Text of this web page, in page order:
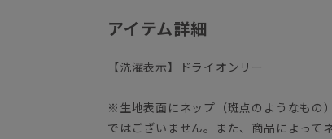
アイテム詳細
【洗濯表示】ドライオンリー
※生地表面にネップ（斑点のようなもの
ではございません。また、商品によって